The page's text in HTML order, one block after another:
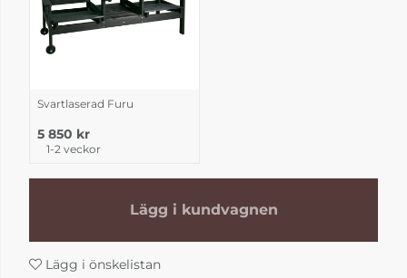
Svartlaserad Furu
5 850 kr
1-2 veckor
Lägg i kundvagnen
Lägg i önskelistan